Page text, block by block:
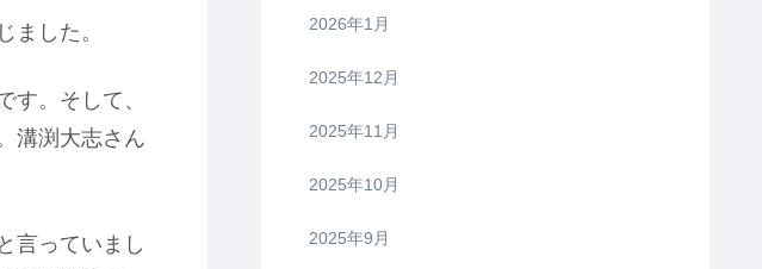
ました。
。そして、
溝渕大志さん
言っていまし
2026年1月
2025年12月
2025年11月
2025年10月
2025年9月